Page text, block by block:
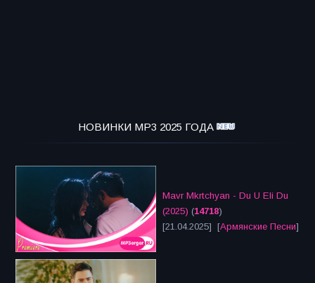
НОВИНКИ MP3 2025 ГОДА
Mavr Mkrtchyan - Du U Eli Du
(2025) (14718)
[21.04.2025] [Армянские Песни]